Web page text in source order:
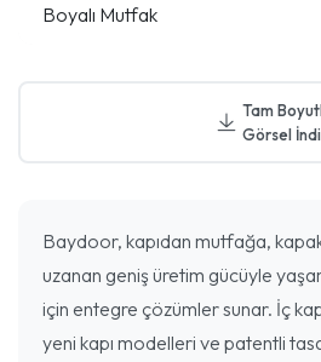
Boyalı Mutfak
Tam
Görsel
Baydoor, kapıdan mutfağa,
uzanan geniş üretim gücüyle
için entegre çözümler sunar. İç
yeni kapı modelleri ve patentli